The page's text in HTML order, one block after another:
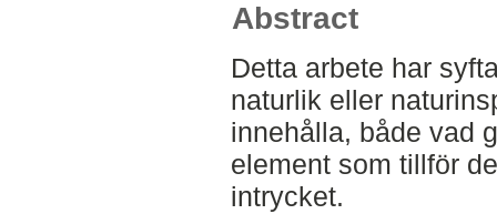
Abstract
Detta arbete har
naturlik eller
innehålla, både vad
element som tillför
intrycket.